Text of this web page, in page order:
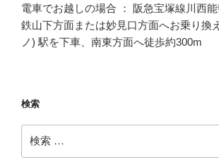
電車でお越しの場合 ： 阪急宝塚線川西
鉄山下方面または妙見口方面へお乗り換
ノ) 駅を下車、南東方面へ徒歩約300m
検索
索: